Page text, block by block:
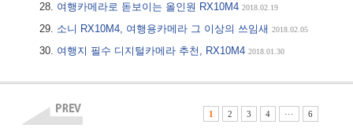
여행카메라로 돋보이는 올인원 RX10M4 2018.02.19
소니 RX10M4, 여행용카메라 그 이상의 쓰임새 2018.02.05
여행지 필수 디지털카메라 추천, RX10M4 2018.01.30
1 2 3 4 ··· 6